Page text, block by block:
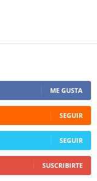
ME GUSTA
SEGUIR
SEGUIR
SUSCRIBIRTE